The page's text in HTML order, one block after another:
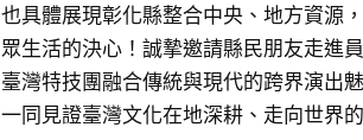
也具體展現彰化縣整合中央、地方資源
眾生活的決心！誠摯邀請縣民朋友走進
臺灣特技團融合傳統與現代的跨界演出
一同見證臺灣文化在地深耕、走向世界